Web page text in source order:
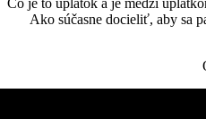
Čo je to úplatok a je medzi
Ako súčasne docieliť, aby sa